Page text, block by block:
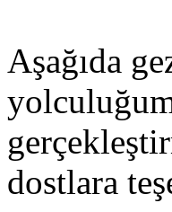
Aşağıda
dostlara